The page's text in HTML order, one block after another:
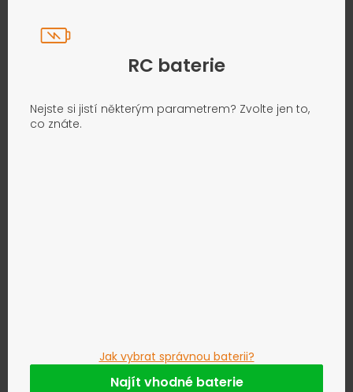
RC baterie
Nejste si jistí některým parametrem? Zvolte jen to,
co znáte.
Jak vybrat správnou baterii?
Najít vhodné baterie